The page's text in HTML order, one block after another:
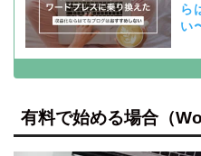
ら
い
有料で始める場合（